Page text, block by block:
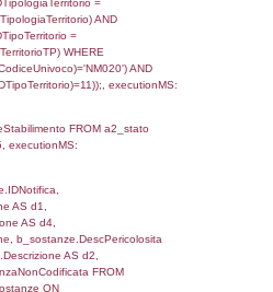
AND
f_territori_limitrofi.Distanza,
FROM f_territori_limitrofi
ON
=